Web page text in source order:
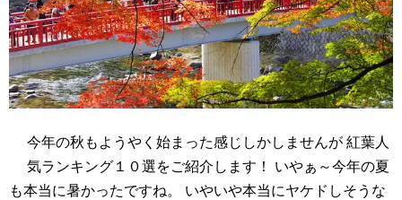
今年の秋もようやく始まった感じしかしませんが 紅葉人
気ランキング１０選をご紹介します！ いやぁ～今年の夏
も本当に暑かったですね。 いやいや本当にヤケドしそうな